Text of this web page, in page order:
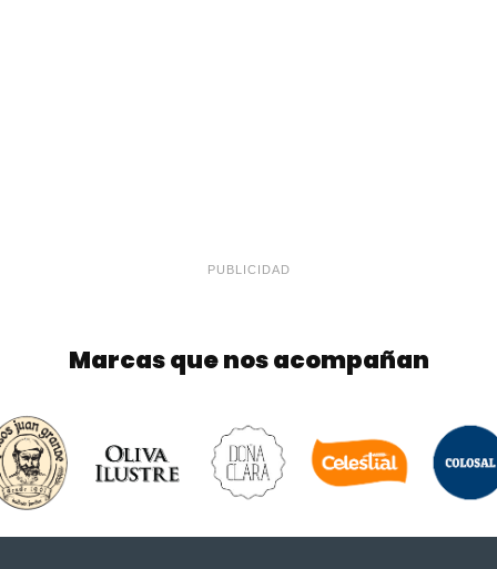
PUBLICIDAD
Marcas que nos acompañan